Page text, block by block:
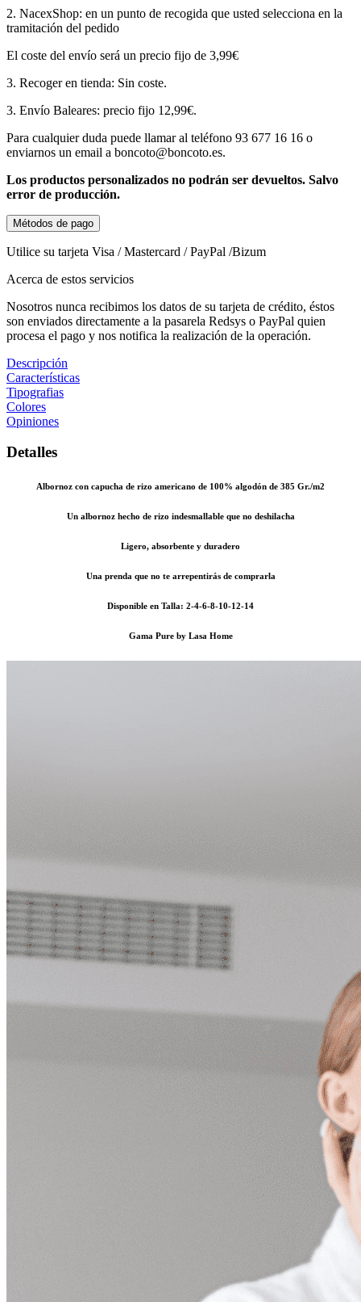
2. NacexShop: en un punto de recogida que usted selecciona en la
tramitación del pedido
El coste del envío será un precio fijo de 3,99€
3. Recoger en tienda: Sin coste.
3. Envío Baleares: precio fijo 12,99€.
Para cualquier duda puede llamar al teléfono 93 677 16 16 o
enviarnos un email a boncoto@boncoto.es.
Los productos personalizados no podrán ser devueltos. Salvo
error de producción.
Métodos de pago
Utilice su tarjeta Visa / Mastercard / PayPal /Bizum
Acerca de estos servicios
Nosotros nunca recibimos los datos de su tarjeta de crédito, éstos
son enviados directamente a la pasarela Redsys o PayPal quien
procesa el pago y nos notifica la realización de la operación.
Descripción
Características
Tipografias
Colores
Opiniones
Detalles
Albornoz con capucha de rizo americano de 100% algodón de 385 Gr./m2
Un albornoz hecho de rizo indesmallable que no deshilacha
Ligero, absorbente y duradero
Una prenda que no te arrepentirás de comprarla
Disponible en Talla: 2-4-6-8-10-12-14
Gama Pure by Lasa Home